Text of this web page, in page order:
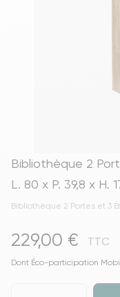
Bibliothèque 2
L. 80 x P. 39,8 x H.
Bibliothèque 2 Portes et 3
229,00 € TTC
Dont Éco-participation